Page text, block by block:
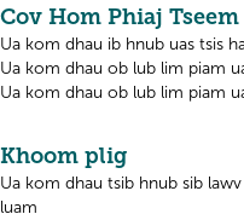
Cov Hom Phiaj Tseem
Ua kom dhau ib hnub uas tsis
Ua kom dhau ob lub lim piam
Ua kom dhau ob lub lim piam
Khoom plig
Ua kom dhau tsib hnub sib
luam